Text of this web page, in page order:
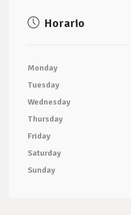
Horario
Monday
Tuesday
Wednesday
Thursday
Friday
Saturday
Sunday